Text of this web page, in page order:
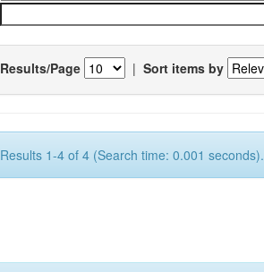
Results/Page | Sort items by
Results 1-4 of 4 (Search time: 0.001 seconds).